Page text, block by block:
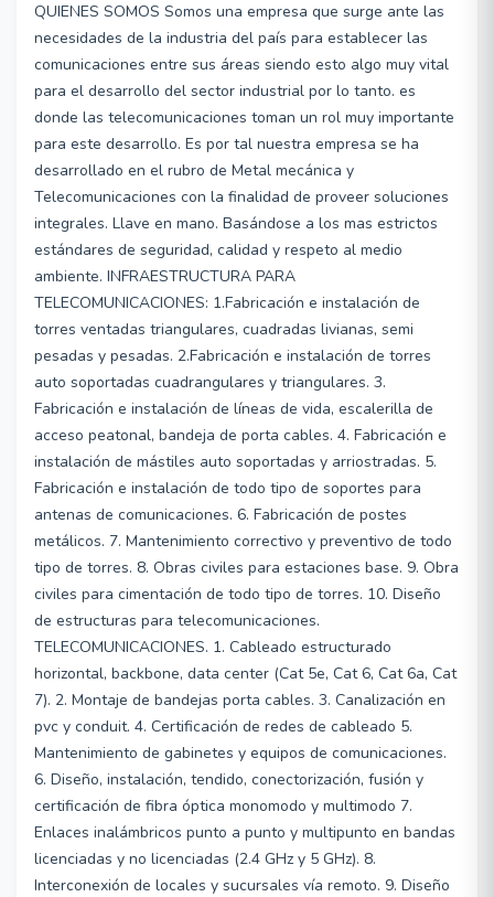
QUIENES SOMOS Somos una empresa que surge ante las
necesidades de la industria del país para establecer las
comunicaciones entre sus áreas siendo esto algo muy vital
para el desarrollo del sector industrial por lo tanto. es
donde las telecomunicaciones toman un rol muy importante
para este desarrollo. Es por tal nuestra empresa se ha
desarrollado en el rubro de Metal mecánica y
Telecomunicaciones con la finalidad de proveer soluciones
integrales. Llave en mano. Basándose a los mas estrictos
estándares de seguridad, calidad y respeto al medio
ambiente. INFRAESTRUCTURA PARA
TELECOMUNICACIONES: 1.Fabricación e instalación de
torres ventadas triangulares, cuadradas livianas, semi
pesadas y pesadas. 2.Fabricación e instalación de torres
auto soportadas cuadrangulares y triangulares. 3.
Fabricación e instalación de líneas de vida, escalerilla de
acceso peatonal, bandeja de porta cables. 4. Fabricación e
instalación de mástiles auto soportadas y arriostradas. 5.
Fabricación e instalación de todo tipo de soportes para
antenas de comunicaciones. 6. Fabricación de postes
metálicos. 7. Mantenimiento correctivo y preventivo de todo
tipo de torres. 8. Obras civiles para estaciones base. 9. Obra
civiles para cimentación de todo tipo de torres. 10. Diseño
de estructuras para telecomunicaciones.
TELECOMUNICACIONES. 1. Cableado estructurado
horizontal, backbone, data center (Cat 5e, Cat 6, Cat 6a, Cat
7). 2. Montaje de bandejas porta cables. 3. Canalización en
pvc y conduit. 4. Certificación de redes de cableado 5.
Mantenimiento de gabinetes y equipos de comunicaciones.
6. Diseño, instalación, tendido, conectorización, fusión y
certificación de fibra óptica monomodo y multimodo 7.
Enlaces inalámbricos punto a punto y multipunto en bandas
licenciadas y no licenciadas (2.4 GHz y 5 GHz). 8.
Interconexión de locales y sucursales vía remoto. 9. Diseño